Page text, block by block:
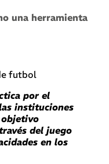
una herramienta
por el
instituciones
del juego
en los